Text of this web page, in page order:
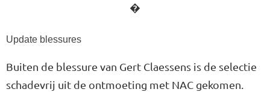
�
Update blessures
Buiten de blessure van Gert Claessens is de selectie
schadevrij uit de ontmoeting met NAC gekomen.